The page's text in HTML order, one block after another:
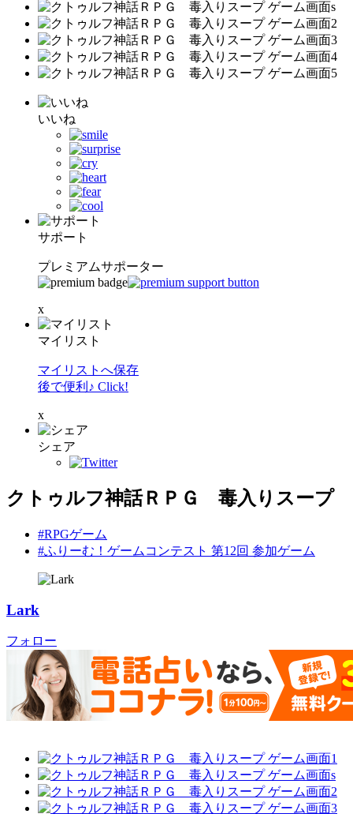
いいね
サポート
プレミアムサポーター
x
マイリスト
マイリストへ保存
後で便利♪ Click!
x
シェア
クトゥルフ神話ＲＰＧ 毒入りスープ
#RPGゲーム
#ふりーむ！ゲームコンテスト 第12回 参加ゲーム
Lark
フォロー